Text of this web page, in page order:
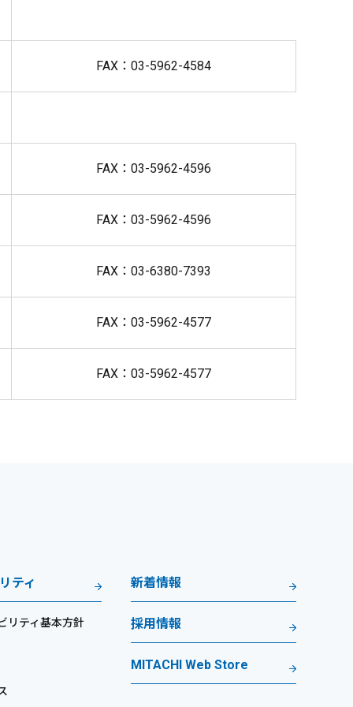
FAX：03-5962-4584
FAX：03-5962-4596
FAX：03-5962-4596
FAX：03-6380-7393
FAX：03-5962-4577
FAX：03-5962-4577
ティ
リティ基本方針
新着情報
採用情報
MITACHI Web Store